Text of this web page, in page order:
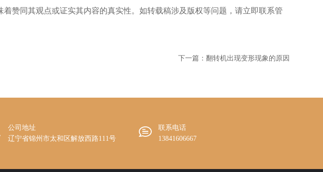
赞同其观点或证实其内容的真实性。如转载稿涉及版权等问题，请立即联系管
下一篇： 翻转机出现变形现象的原因
公司地址
辽宁省锦州市太和区解放西路111号

联系电话
13841606667